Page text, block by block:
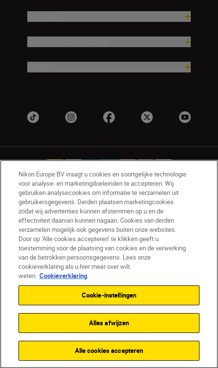
NL Nikon Sites
Contact opnemen
Privacyverklaring
Gebruiksvoorwaarden
Nikon Store - Algemene voorwaarden
Cookieverklaring
Toegankelijkheid
Cookie-instellingen
© 2026 Nikon
SKIP
Nikon Europe BV vraagt u cookies en soortgelijke technologie
voor analyse- en marketingdoeleinden te accepteren. Wij
gebruiken analysecookies om informatie te verzamelen uit
gebruikersgegevens. Derden plaatsen marketingcookies
zodat wij advertenties kunnen afstemmen op u en de
effectiviteit daarvan kunnen nagaan. Cookies van derden
verzamelen mogelijk ook gegevens buiten onze websites.
Door op ‘Alle cookies accepteren’ te klikken geeft u
toestemming voor de plaatsing van cookies en de verwerking
van de betrokken persoonsgegevens. Lees onze
cookieverklaring als u hier meer over wilt
weten. Cookieverklaring
Cookie-instellingen
Alles afwijzen
Alle cookies accepteren